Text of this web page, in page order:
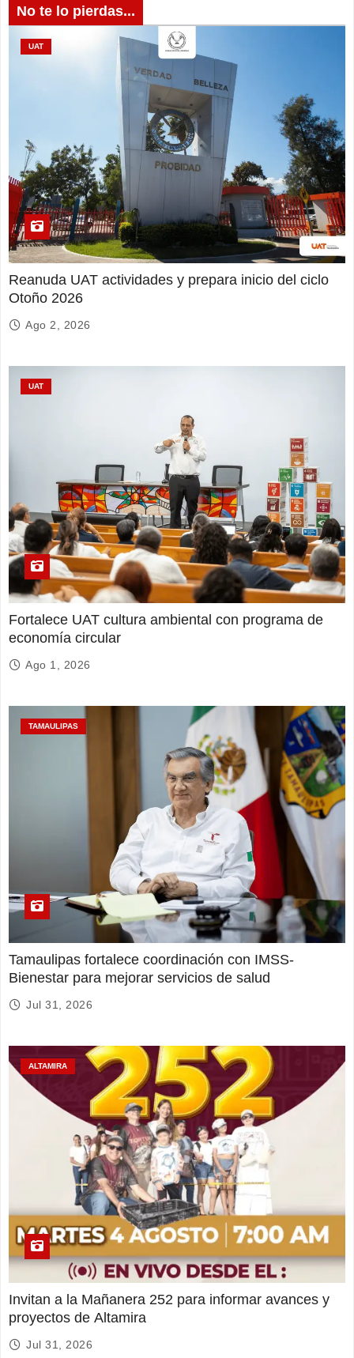
No te lo pierdas...
UAT
Reanuda UAT actividades y prepara inicio del ciclo
Otoño 2026
Ago 2, 2026
UAT
Fortalece UAT cultura ambiental con programa de
economía circular
Ago 1, 2026
TAMAULIPAS
Tamaulipas fortalece coordinación con IMSS-
Bienestar para mejorar servicios de salud
Jul 31, 2026
ALTAMIRA
Invitan a la Mañanera 252 para informar avances y
proyectos de Altamira
Jul 31, 2026